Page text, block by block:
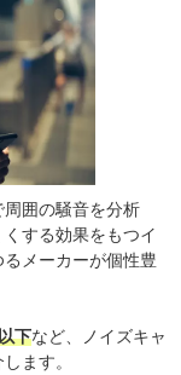
周囲の騒音を分析
する効果をもつイ
メーカーが個性豊
下など、ノイズキャ
ます。